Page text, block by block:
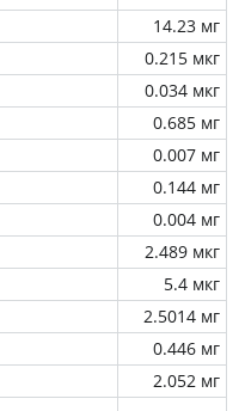
14.23 мг
0.215 мкг
0.034 мкг
0.685 мг
0.007 мг
0.144 мг
0.004 мг
2.489 мкг
5.4 мкг
2.5014 мг
0.446 мг
2.052 мг